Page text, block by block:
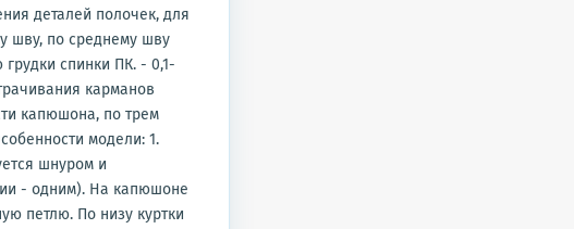
деталей полочек, для
шву, по среднему шву
спинки ПК. - 0,1-
карманов
капюшона, по трем
модели: 1.
шнуром и
- одним). На капюшоне
петлю. По низу куртки